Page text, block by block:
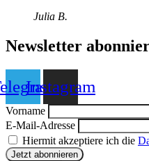
Julia B.
Newsletter
Instagram
Vorname
E-Mail-Adresse
Hiermit akzeptiere ich die